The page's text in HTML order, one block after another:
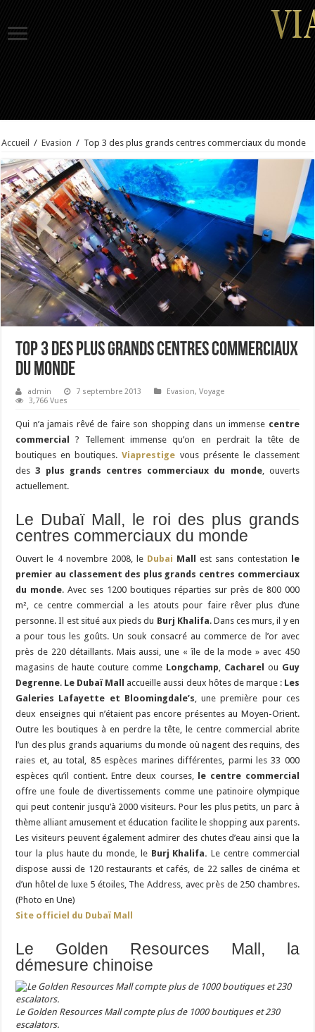
Accueil / Evasion / Top 3 des plus grands centres commerciaux du monde
Top 3 des plus grands centres commerciaux
du monde
admin 7 septembre 2013 Evasion,Voyage
3,766 Vues
Qui n’a jamais rêvé de faire son shopping dans un immense centre
commercial
? Tellement immense qu’on en perdrait la tête de
boutiques en boutiques.Viaprestige vous présente le classement
des3 plus grands centres commerciaux du monde, ouverts
actuellement.
Le Dubaï Mall, le roi des plus grands
centres commerciaux du monde
Ouvert le 4 novembre 2008, le Dubai Mall est sans contestation
le
premier au classement des plus grands centres commerciaux
du monde. Avec ses 1200 boutiques réparties sur près de 800 000
m², ce centre commercial a les atouts pour faire rêver plus d’une
personne. Il est situé aux pieds du Burj Khalifa. Dans ces murs, il y en
a pour tous les goûts. Un souk consacré au commerce de l’or avec
près de 220 détaillants. Mais aussi, une « île de la mode » avec 450
magasins de haute couture comme Longchamp, Cacharel ou Guy
Degrenne. Le Dubaï Mall accueille aussi deux hôtes de marque : Les
Galeries Lafayette et Bloomingdale’s, une première pour ces
deux enseignes qui n’étaient pas encore présentes au Moyen-Orient.
Outre les boutiques à en perdre la tête, le centre commercial abrite
l’un des plus grands aquariums du monde où nagent des requins, des
raies et, au total, 85 espèces marines différentes, parmi les 33 000
espèces qu’il contient. Entre deux courses,
le centre commercial
offre une foule de divertissements comme une patinoire olympique
qui peut contenir jusqu’à 2000 visiteurs. Pour les plus petits, un parc à
thème alliant amusement et éducation facilite le shopping aux parents.
Les visiteurs peuvent également admirer des chutes d’eau ainsi que la
tour la plus haute du monde, leBurj Khalifa. Le centre commercial
dispose aussi de 120 restaurants et cafés, de 22 salles de cinéma et
d’un hôtel de luxe 5 étoiles, The Address, avec près de 250 chambres.
(Photo en Une)
Site officiel du Dubaï Mall
Le Golden Resources Mall, la
démesure chinoise
Le Golden Resources Mall compte plus de 1000 boutiques et 230
escalators.